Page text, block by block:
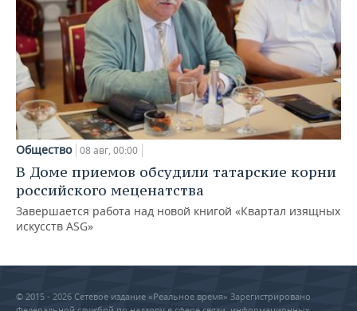
Общество 08 авг, 00:00
В Доме приемов обсудили татарские корни
российского меценатства
Завершается работа над новой книгой «Квартал изящных
искусств ASG»
© 2015 - 2026 Сетевое издание «Реальное время» Зарегистрировано